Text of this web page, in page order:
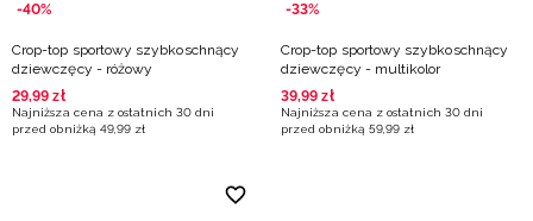
-40%
Crop-top sportowy szybkoschnący
dziewczęcy - różowy
29,99 zł
Najniższa cena z ostatnich 30 dni
przed obniżką 49,99 zł
-33%
Crop-top sportowy szybkoschnący
dziewczęcy - multikolor
39,99 zł
Najniższa cena z ostatnich 30 dni
przed obniżką 59,99 zł